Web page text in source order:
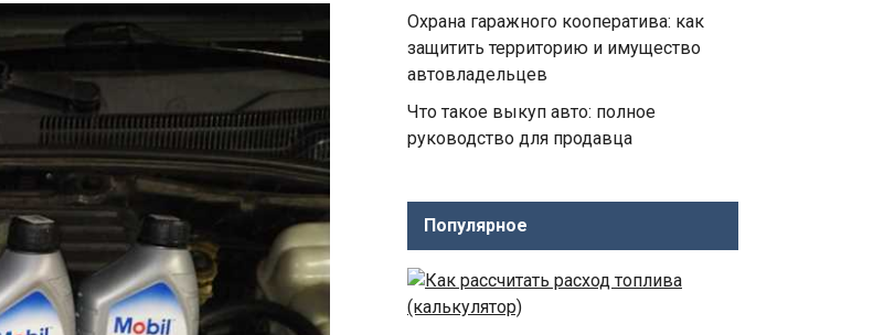
Охрана гаражного кооператива: как
защитить территорию и имущество
автовладельцев
Что такое выкуп авто: полное
руководство для продавца
Популярное